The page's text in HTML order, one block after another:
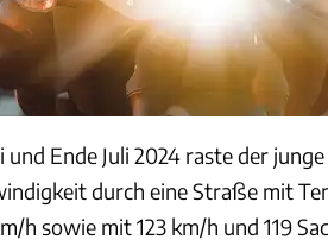
und Ende Juli 2024 raste der
durch eine Straße mit
h sowie mit 123 km/h und 119